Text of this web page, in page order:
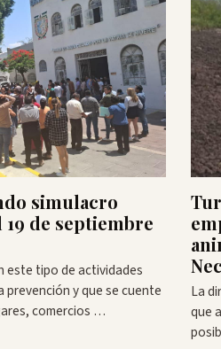
simulacro
de septiembre
este tipo de actividades
y que se cuente
comercios …
La
que